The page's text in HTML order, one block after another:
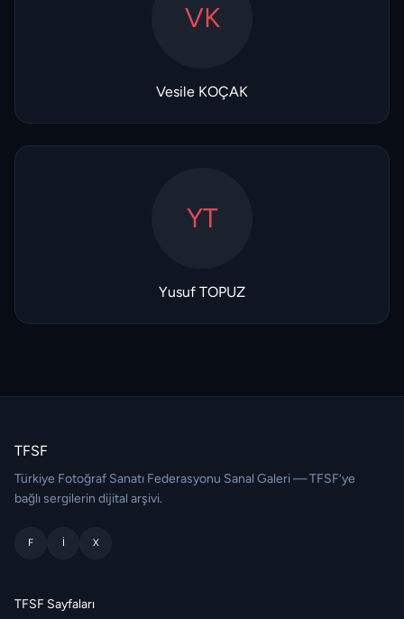
VK
Vesile KOÇAK
YT
Yusuf TOPUZ
TFSF
Türkiye Fotoğraf Sanatı Federasyonu Sanal Galeri — TFSF’ye
bağlı sergilerin dijital arşivi.
F I X
TFSF Sayfaları